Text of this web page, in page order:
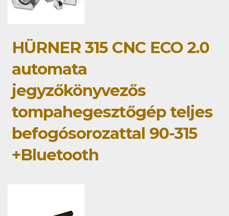
HÜRNER 315 CNC ECO 2.0
automata
jegyzőkönyvezős
tompahegesztőgép teljes
befogósorozattal 90-315
+Bluetooth